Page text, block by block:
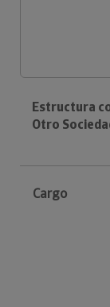
Estructura
Otro
Cargo